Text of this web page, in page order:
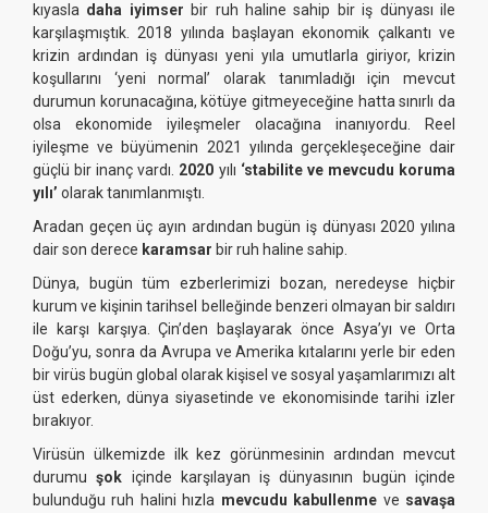
kıyasla daha iyimser bir ruh haline sahip bir iş dünyası ile
karşılaşmıştık. 2018 yılında başlayan ekonomik çalkantı ve
krizin ardından iş dünyası yeni yıla umutlarla giriyor, krizin
koşullarını ‘yeni normal’ olarak tanımladığı için mevcut
durumun korunacağına, kötüye gitmeyeceğine hatta sınırlı da
olsa ekonomide iyileşmeler olacağına inanıyordu. Reel
iyileşme ve büyümenin 2021 yılında gerçekleşeceğine dair
güçlü bir inanç vardı. 2020 yılı ‘stabilite ve mevcudu koruma
yılı’ olarak tanımlanmıştı.
Aradan geçen üç ayın ardından bugün iş dünyası 2020 yılına
dair son derece karamsar bir ruh haline sahip.
Dünya, bugün tüm ezberlerimizi bozan, neredeyse hiçbir
kurum ve kişinin tarihsel belleğinde benzeri olmayan bir saldırı
ile karşı karşıya. Çin’den başlayarak önce Asya’yı ve Orta
Doğu’yu, sonra da Avrupa ve Amerika kıtalarını yerle bir eden
bir virüs bugün global olarak kişisel ve sosyal yaşamlarımızı alt
üst ederken, dünya siyasetinde ve ekonomisinde tarihi izler
bırakıyor.
Virüsün ülkemizde ilk kez görünmesinin ardından mevcut
durumuşok içinde karşılayan iş dünyasının bugün içinde
bulunduğu ruh halini hızla mevcudu kabullenme ve savaşa